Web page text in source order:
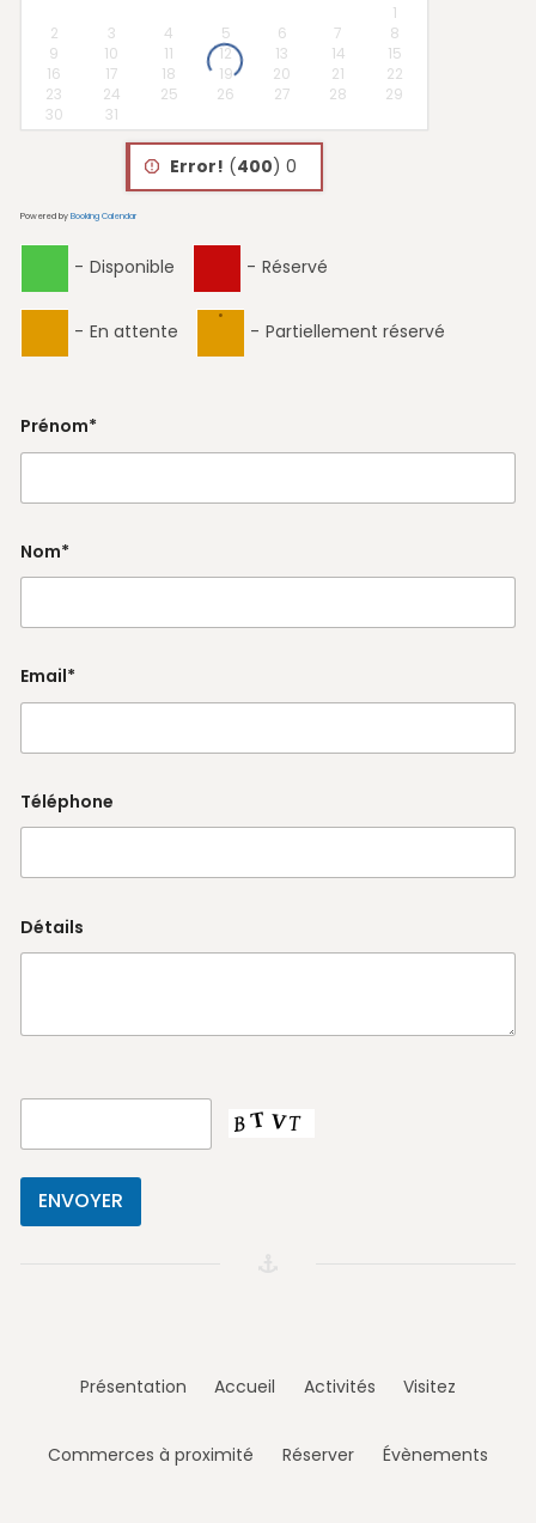
1
2
3 4 5 6 7
8
9
10 11 12 13 14
15
16
17 18 19 20 21
22
23
24 25 26 27 28
29
30
31
Error! (400) 0
Powered by Booking Calendar
- Disponible - Réservé
- En attente
·
- Partiellement réservé
Prénom*
Nom*
Email*
Téléphone
Détails
Présentation Accueil Activités Visitez
Commerces à proximité Réserver Évènements